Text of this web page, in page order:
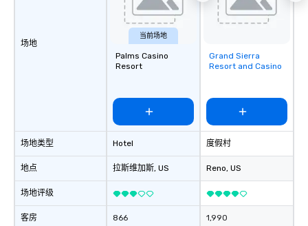
场地
场地类型
地点
场地评级
客房
当前场地
Palms Casino
Resort
Hotel
拉斯维加斯, US
866
Removed from
favorites
Grand Sierra
Resort and Casino
度假村
Reno, US
1,990